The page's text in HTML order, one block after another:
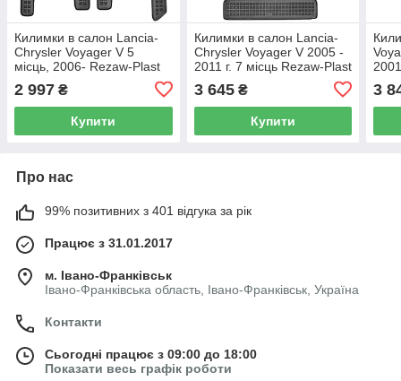
Килимки в салон Lancia-
Chrysler Voyager V 5
місць, 2006- Rezaw-Plast
2 997 ₴
Купити
Килимки в салон Lancia-
Chrysler Voyager V 2005 -
2011 г. 7 місць Rezaw-Plast
3 645₴
Купити
3
Про нас
99% позитивних з 401 відгука за рік
Працює з 31.01.2017
м. Івано-Франківськ
Івано-Франківська область, Івано-Франківськ, Україна
Контакти
Сьогодні працює з 09:00 до 18:00
Показати весь графік роботи